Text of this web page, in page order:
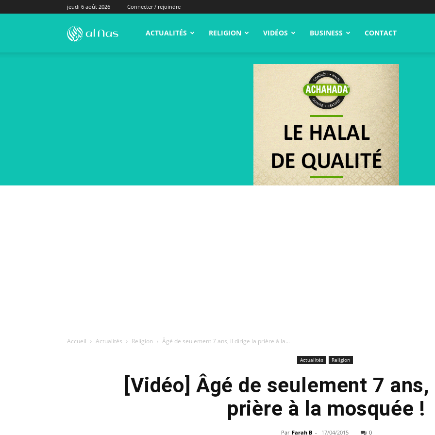
jeudi 6 août 2026 Connecter / rejoindre
alNas.fr ACTUALITÉS RELIGION VIDÉOS BUSINESS CONTACT
Accueil Actualités Religion Âgé de seulement 7 ans, il dirige la prière à la...
Actualités Religion
[Vidéo] Âgé de seulement 7
prière à la mosquée !
Par Farah B - 17/04/2015 0